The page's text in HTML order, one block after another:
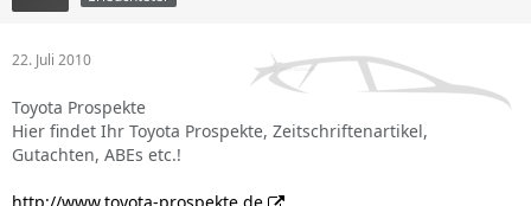
22. Juli 2010
Toyota Prospekte
Hier findet Ihr Toyota Prospekte, Zeitschriftenartikel,
Gutachten, ABEs etc.!